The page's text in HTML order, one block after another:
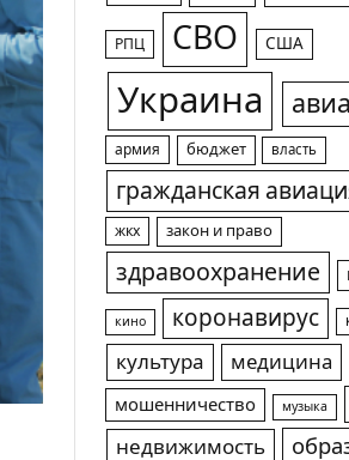
РПЦ СВО США
Украина
армия бюджет власть
гражданская
жкх закон и право
здравоохранение
кино коронавирус
культура медицина
мошенничество музыка
недвижимость